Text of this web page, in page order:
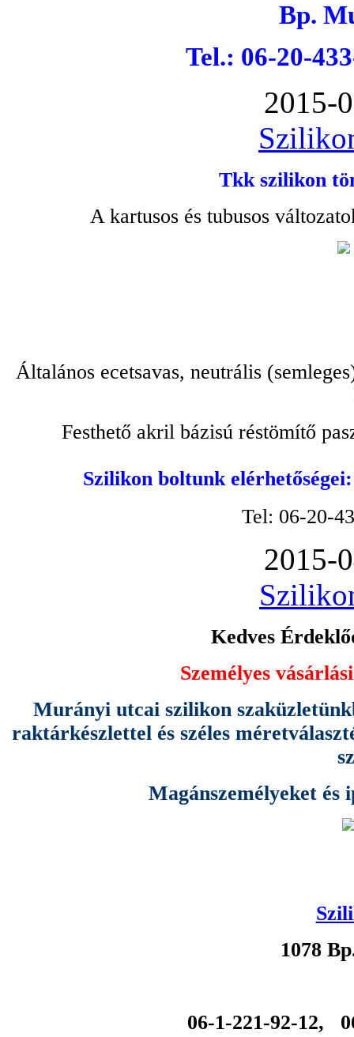
Bp.
Tel.: 06-20-
2015-
Tkk szilikon
A kartusos és tubusos
Általános ecetsavas, neutrális
Festhető akril bázisú réstömítő
Szilikon boltunk
Tel: 06-20-
2015-
Kedves
Személyes
Murányi utcai szilikon
raktárkészlettel és széles
Magánszemélyeket és
1078
06-1-221-92-12,